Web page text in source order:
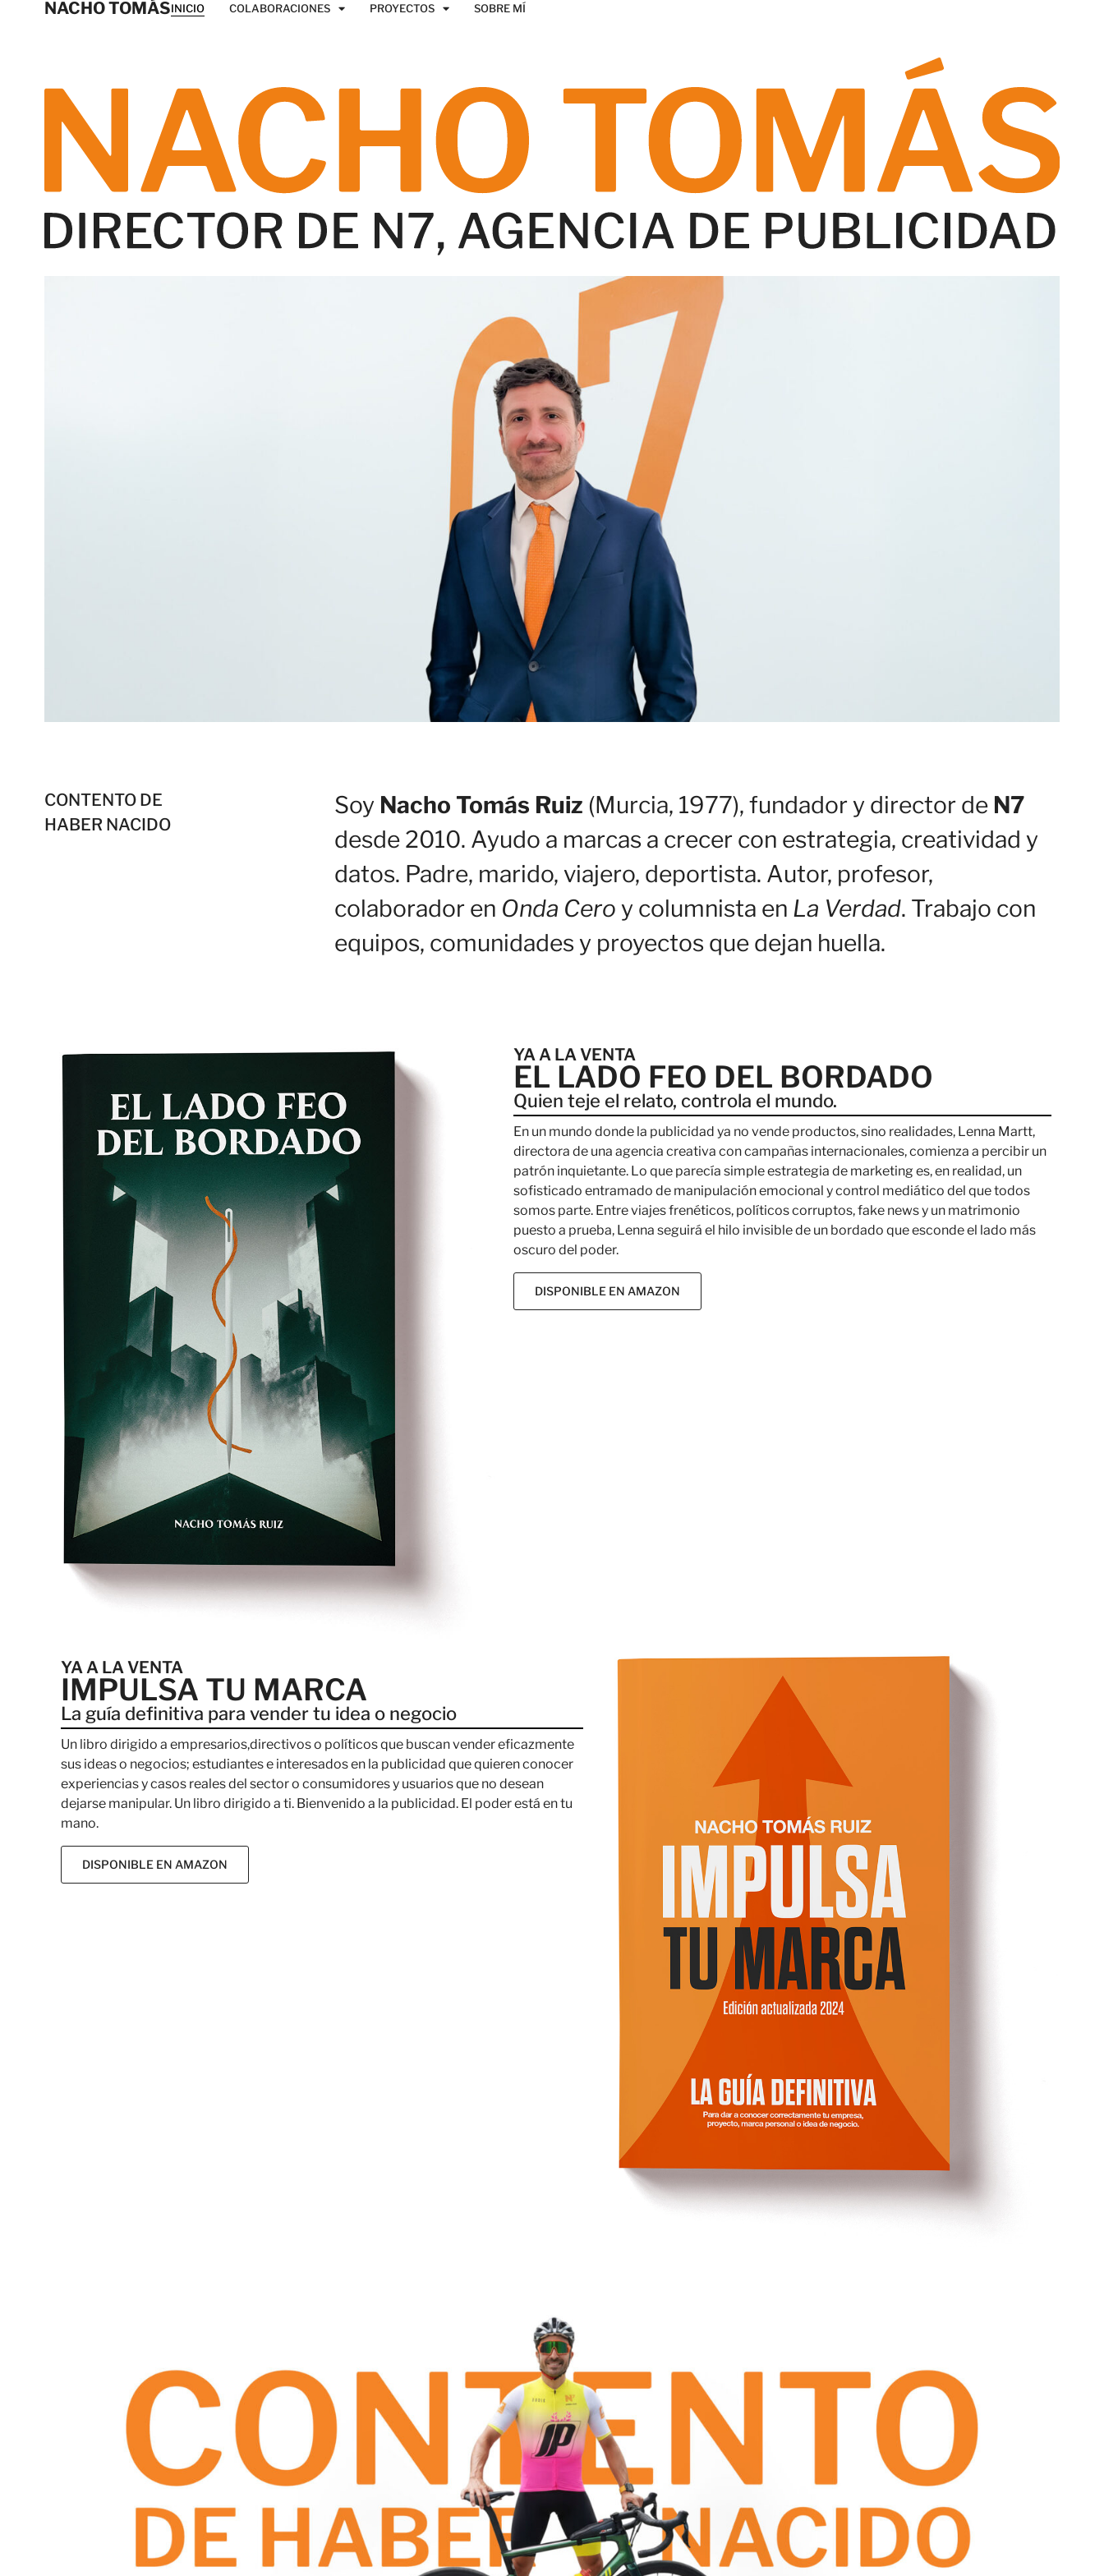
NACHO TOMÁSINICIO COLABORACIONES PROYECTOS SOBRE MÍ
CONTENTO DE
HABER NACIDO
Soy Nacho Tomás Ruiz (Murcia, 1977), fundador y director de N7
desde 2010. Ayudo a marcas a crecer con estrategia, creatividad y
datos. Padre, marido, viajero, deportista. Autor, profesor,
colaborador en Onda Cero y columnista en La Verdad. Trabajo con
equipos, comunidades y proyectos que dejan huella.
YA A LA VENTA
EL LADO FEO DEL BORDADO
Quien teje el relato, controla el mundo.
En un mundo donde la publicidad ya no vende productos, sino realidades, Lenna Martt,
directora de una agencia creativa con campañas internacionales, comienza a percibir un
patrón inquietante. Lo que parecía simple estrategia de marketing es, en realidad, un
sofisticado entramado de manipulación emocional y control mediático del que todos
somos parte. Entre viajes frenéticos, políticos corruptos, fake news y un matrimonio
puesto a prueba, Lenna seguirá el hilo invisible de un bordado que esconde el lado más
oscuro del poder.
DISPONIBLE EN AMAZON
YA A LA VENTA
IMPULSA TU MARCA
La guía definitiva para vender tu idea o negocio
Un libro dirigido a empresarios,directivos o políticos que buscan vender eficazmente
sus ideas o negocios; estudiantes e interesados en la publicidad que quieren conocer
experiencias y casos reales del sector o consumidores y usuarios que no desean
dejarse manipular. Un libro dirigido a ti. Bienvenido a la publicidad. El poder está en tu
mano.
DISPONIBLE EN AMAZON